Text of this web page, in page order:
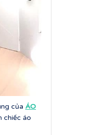
của ÁO
chiếc áo